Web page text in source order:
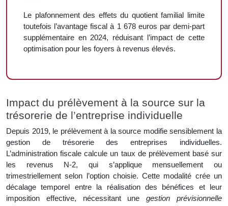
Le plafonnement des effets du quotient familial limite
toutefois l’avantage fiscal à 1 678 euros par demi-part
supplémentaire en 2024, réduisant l’impact de cette
optimisation pour les foyers à revenus élevés.
Impact du prélèvement à la source sur la
trésorerie de l’entreprise individuelle
Depuis 2019, le prélèvement à la source modifie sensiblement la
gestion de trésorerie des entreprises individuelles.
L’administration fiscale calcule un taux de prélèvement basé sur
les revenus N-2, qui s’applique mensuellement ou
trimestriellement selon l’option choisie. Cette modalité crée un
décalage temporel entre la réalisation des bénéfices et leur
imposition effective, nécessitant unegestion prévisionnelle